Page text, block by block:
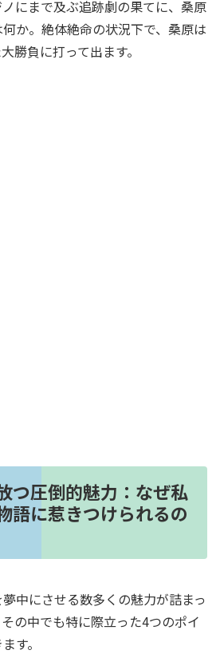
にまで及ぶ追跡劇の果てに、桑原
か。絶体絶命の状況下で、桑原は
勝負に打って出ます。
つ圧倒的魅力：なぜ私
語に惹きつけられるの
夢中にさせる数多くの魅力が詰まっ
の中でも特に際立った4つのポイ
す。